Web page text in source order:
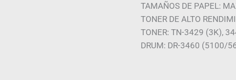
TAMAÑOS DE PAPEL:
TONER DE ALTO
TONER: TN-3429 (3K),
DRUM: DR-3460 (5100/